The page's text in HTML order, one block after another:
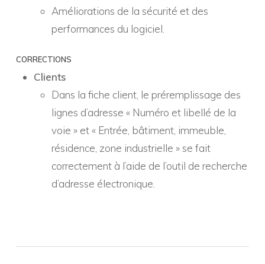
Améliorations de la sécurité et des
performances du logiciel.
CORRECTIONS
Clients
Dans la fiche client, le préremplissage des
lignes d’adresse « Numéro et libellé de la
voie » et « Entrée, bâtiment, immeuble,
résidence, zone industrielle » se fait
correctement à l’aide de l’outil de recherche
d’adresse électronique.